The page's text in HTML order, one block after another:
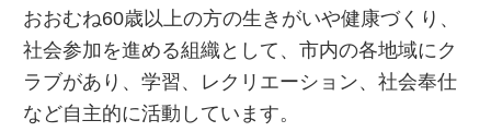
おおむね60歳以上の方の生きがいや健康づくり、
社会参加を進める組織として、市内の各地域にク
ラブがあり、学習、レクリエーション、社会奉仕
など自主的に活動しています。